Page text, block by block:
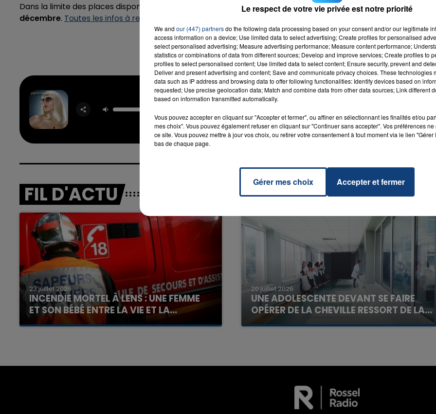
7h00 - 12h00
LA TEAM DU WEEK-END
16h00 - 20h00
Dans la limite des places disponibles,
la billetterie ouvrira au grand public uniquement en ligne le mardi 21
décembre. Toutes les infos à retrouver sur le site du club losc.fr
The Sweet
GWEN STEFANI
RADIO CONTACT
FIL D'ACTU
23 juillet 2026
INCENDIE MORTEL À LENS : UNE FEMME
ET SON BÉBÉ ENTRE LA VIE ET LA...
Un homme s'est immolé par le feu après avoir
20 juillet 2026
UNE ADOLESCENTE DEVANT SE FAIRE
OPÉRER DE LA CHEVILLE RESSORT DE LA...
La famille a porté plainte contre la clinique qui a
16h00 - 20h00
La Team du Week-end La Team du Week-end
Le respect de votre vie privée est notre priorité
We and our (447) partnersdo the following data processing based on your consent and/or our legitimate
access information on a device; Use limited data to select advertising; Create profiles for personalised
select personalised advertising; Measure advertising performance; Measure content performance;
statistics or combinations of data from different sources; Develop and improve services; Create profiles to
profiles to select personalised content; Use limited data to select content; Ensure security, prevent and
Deliver and present advertising and content; Save and communicate privacy choices. These technologies
data such as IP address and browsing data to offer following functionalities: Identify devices based on
requested; Use precise geolocation data; Match and combine data from other data sources; Link different
based on information transmitted automatically.
Vous pouvez accepter en cliquant sur "Accepter et fermer", ou affiner en sélectionnant les finalités et/ou
mes choix". Vous pouvez également refuser en cliquant sur "Continuer sans accepter". Vos préférences
ce site. Vous pouvez mettre à jour vos choix, ou retirer votre consentement à tout moment via le lien
bas de chaque page.
Gérer mes choix Accepter et fermer